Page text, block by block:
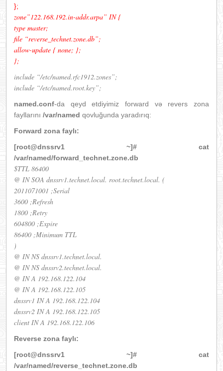
};
zone”122.168.192.in-addr.arpa” IN {
type master;
file “reverse_technet.zone.db”;
allow-update { none; };
};
include “/etc/named.rfc1912.zones”;
include “/etc/named.root.key”;
named.conf-da qeyd etdiyimiz forward və revers zona
fayllarını /var/named qovluğunda yaradırıq:
Forward zona faylı:
[root@dnssrv1 ~]# cat
/var/named/forward_technet.zone.db
$TTL 86400
@ IN SOA dnssrv1.technet.local. root.technet.local. (
2011071001 ;Serial
3600 ;Refresh
1800 ;Retry
604800 ;Expire
86400 ;Minimum TTL
)
@ IN NS dnssrv1.technet.local.
@ IN NS dnssrv2.technet.local.
@ IN A 192.168.122.104
@ IN A 192.168.122.105
dnssrv1 IN A 192.168.122.104
dnssrv2 IN A 192.168.122.105
client IN A 192.168.122.106
Reverse zona faylı:
[root@dnssrv1 ~]# cat
/var/named/reverse_technet.zone.db